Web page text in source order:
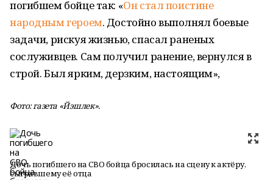
погибшем бойце так: «Он стал поистине
народным героем. Достойно выполнял боевые
задачи, рискуя жизнью, спасал раненых
сослуживцев. Сам получил ранение, вернулся в
строй. Был ярким, дерзким, настоящим»,
Фото: газета «Йэшлек».
Дочь погибшего на СВО бойца бросилась на сцену к актёру,
сыгравшему её отца